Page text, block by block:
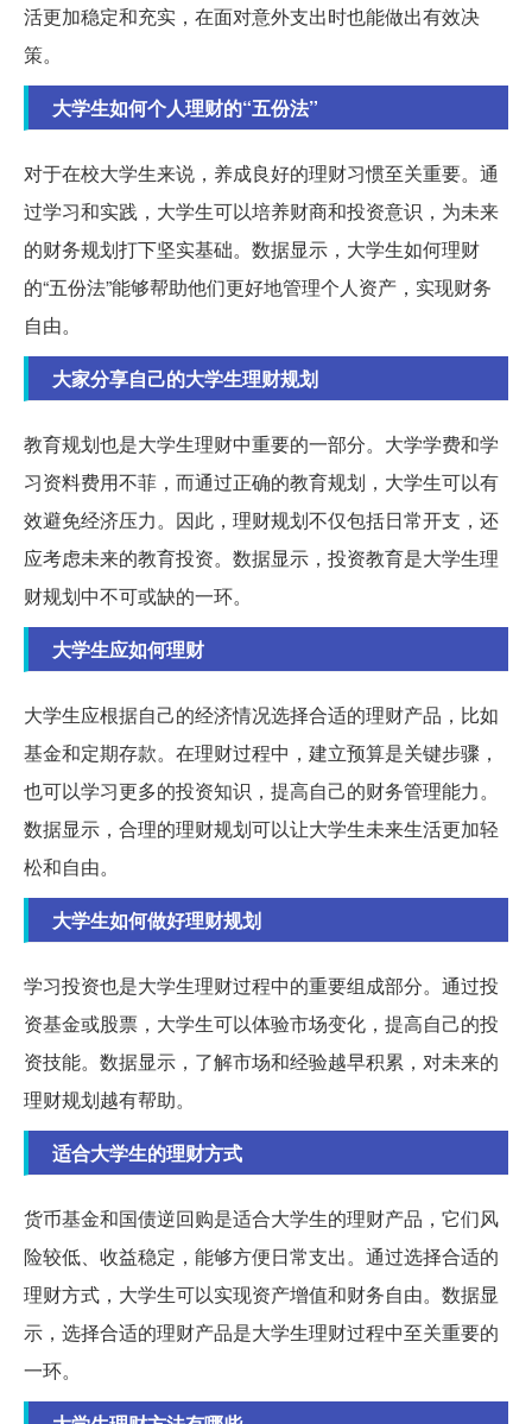
活更加稳定和充实，在面对意外支出时也能做出有效决
策。
大学生如何个人理财的“五份法”
对于在校大学生来说，养成良好的理财习惯至关重要。通
过学习和实践，大学生可以培养财商和投资意识，为未来
的财务规划打下坚实基础。数据显示，大学生如何理财
的“五份法”能够帮助他们更好地管理个人资产，实现财务
自由。
大家分享自己的大学生理财规划
教育规划也是大学生理财中重要的一部分。大学学费和学
习资料费用不菲，而通过正确的教育规划，大学生可以有
效避免经济压力。因此，理财规划不仅包括日常开支，还
应考虑未来的教育投资。数据显示，投资教育是大学生理
财规划中不可或缺的一环。
大学生应如何理财
大学生应根据自己的经济情况选择合适的理财产品，比如
基金和定期存款。在理财过程中，建立预算是关键步骤，
也可以学习更多的投资知识，提高自己的财务管理能力。
数据显示，合理的理财规划可以让大学生未来生活更加轻
松和自由。
大学生如何做好理财规划
学习投资也是大学生理财过程中的重要组成部分。通过投
资基金或股票，大学生可以体验市场变化，提高自己的投
资技能。数据显示，了解市场和经验越早积累，对未来的
理财规划越有帮助。
适合大学生的理财方式
货币基金和国债逆回购是适合大学生的理财产品，它们风
险较低、收益稳定，能够方便日常支出。通过选择合适的
理财方式，大学生可以实现资产增值和财务自由。数据显
示，选择合适的理财产品是大学生理财过程中至关重要的
一环。